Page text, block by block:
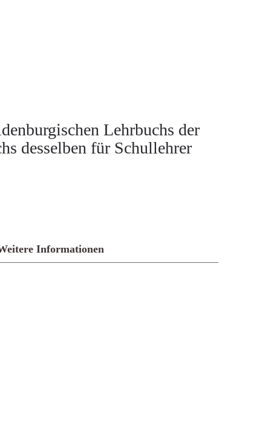
Lehrbuchs der
desselben für Schullehrer
Informationen